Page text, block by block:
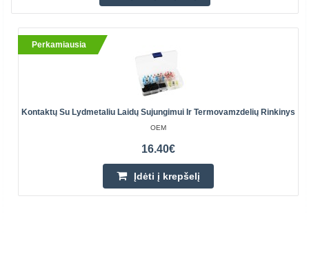
Perkamiausia
Kontaktų Su Lydmetaliu Laidų Sujungimui Ir Termovamzdelių Rinkinys
OEM
16.40€
Įdėti į krepšelį